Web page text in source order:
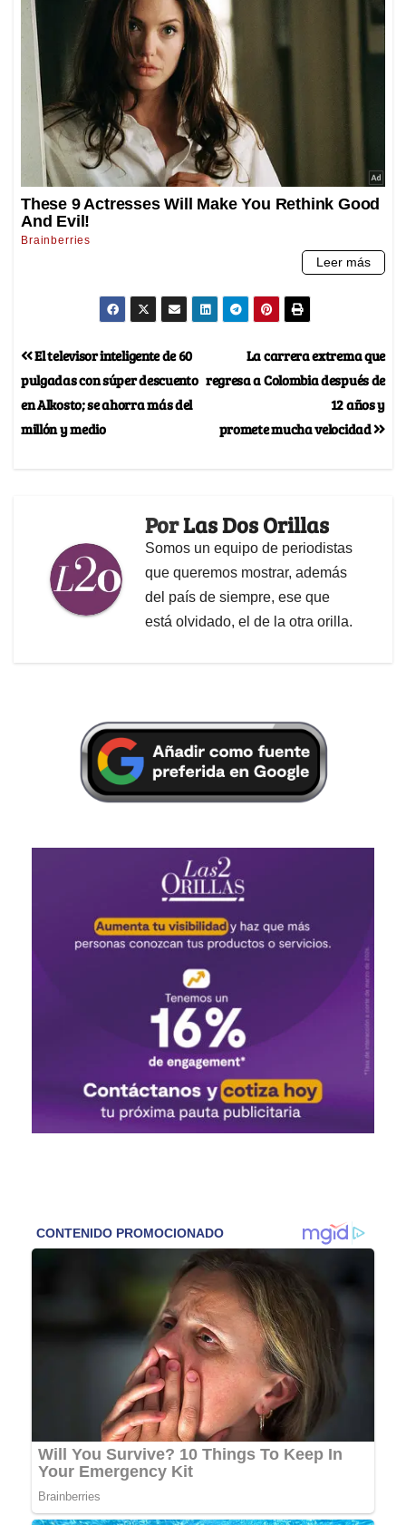
La carrera extrema que
regresa a Colombia después de
12 años y
promete mucha velocidad
El televisor inteligente de 60
pulgadas con súper descuento
en Alkosto; se ahorra más del
millón y medio
PorLas Dos Orillas
Somos un equipo de periodistas
que queremos mostrar, además
del país de siempre, ese que
está olvidado, el de la otra orilla.